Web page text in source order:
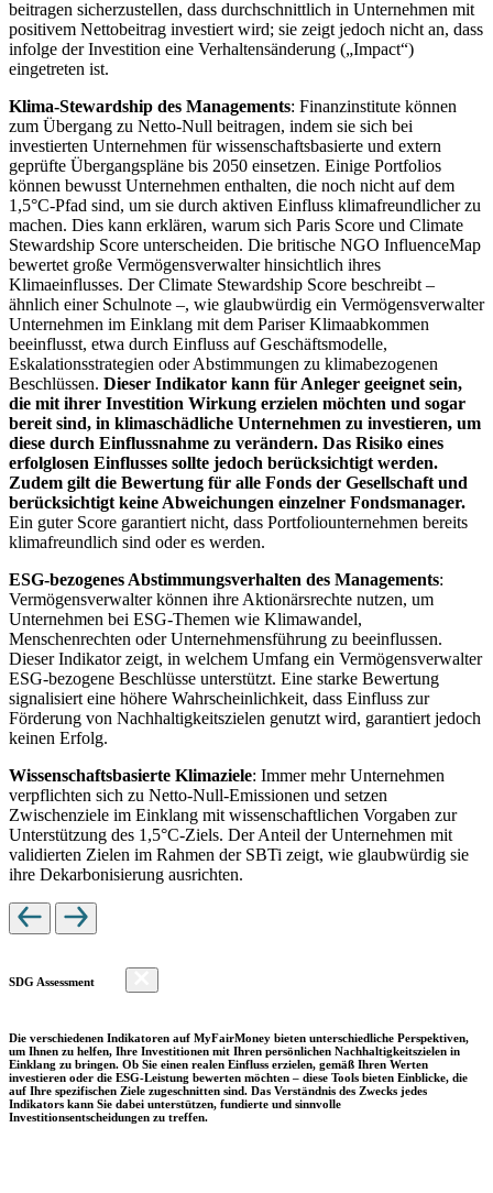
beitragen sicherzustellen, dass durchschnittlich in Unternehmen mit
positivem Nettobeitrag investiert wird; sie zeigt jedoch nicht an, dass
infolge der Investition eine Verhaltensänderung („Impact“)
eingetreten ist.
Klima-Stewardship des Managements: Finanzinstitute können
zum Übergang zu Netto-Null beitragen, indem sie sich bei
investierten Unternehmen für wissenschaftsbasierte und extern
geprüfte Übergangspläne bis 2050 einsetzen. Einige Portfolios
können bewusst Unternehmen enthalten, die noch nicht auf dem
1,5°C-Pfad sind, um sie durch aktiven Einfluss klimafreundlicher zu
machen. Dies kann erklären, warum sich Paris Score und Climate
Stewardship Score unterscheiden. Die britische NGO InfluenceMap
bewertet große Vermögensverwalter hinsichtlich ihres
Klimaeinflusses. Der Climate Stewardship Score beschreibt –
ähnlich einer Schulnote –, wie glaubwürdig ein Vermögensverwalter
Unternehmen im Einklang mit dem Pariser Klimaabkommen
beeinflusst, etwa durch Einfluss auf Geschäftsmodelle,
Eskalationsstrategien oder Abstimmungen zu klimabezogenen
Beschlüssen. Dieser Indikator kann für Anleger geeignet sein,
die mit ihrer Investition Wirkung erzielen möchten und sogar
bereit sind, in klimaschädliche Unternehmen zu investieren, um
diese durch Einflussnahme zu verändern. Das Risiko eines
erfolglosen Einflusses sollte jedoch berücksichtigt werden.
Zudem gilt die Bewertung für alle Fonds der Gesellschaft und
berücksichtigt keine Abweichungen einzelner Fondsmanager.
Ein guter Score garantiert nicht, dass Portfoliounternehmen bereits
klimafreundlich sind oder es werden.
ESG-bezogenes Abstimmungsverhalten des Managements:
Vermögensverwalter können ihre Aktionärsrechte nutzen, um
Unternehmen bei ESG-Themen wie Klimawandel,
Menschenrechten oder Unternehmensführung zu beeinflussen.
Dieser Indikator zeigt, in welchem Umfang ein Vermögensverwalter
ESG-bezogene Beschlüsse unterstützt. Eine starke Bewertung
signalisiert eine höhere Wahrscheinlichkeit, dass Einfluss zur
Förderung von Nachhaltigkeitszielen genutzt wird, garantiert jedoch
keinen Erfolg.
Wissenschaftsbasierte Klimaziele: Immer mehr Unternehmen
verpflichten sich zu Netto-Null-Emissionen und setzen
Zwischenziele im Einklang mit wissenschaftlichen Vorgaben zur
Unterstützung des 1,5°C-Ziels. Der Anteil der Unternehmen mit
validierten Zielen im Rahmen der SBTi zeigt, wie glaubwürdig sie
ihre Dekarbonisierung ausrichten.
SDG Assessment
Die verschiedenen Indikatoren auf MyFairMoney bieten unterschiedliche Perspektiven,
um Ihnen zu helfen, Ihre Investitionen mit Ihren persönlichen Nachhaltigkeitszielen in
Einklang zu bringen. Ob Sie einen realen Einfluss erzielen, gemäß Ihren Werten
investieren oder die ESG-Leistung bewerten möchten – diese Tools bieten Einblicke, die
auf Ihre spezifischen Ziele zugeschnitten sind. Das Verständnis des Zwecks jedes
Indikators kann Sie dabei unterstützen, fundierte und sinnvolle
Investitionsentscheidungen zu treffen.